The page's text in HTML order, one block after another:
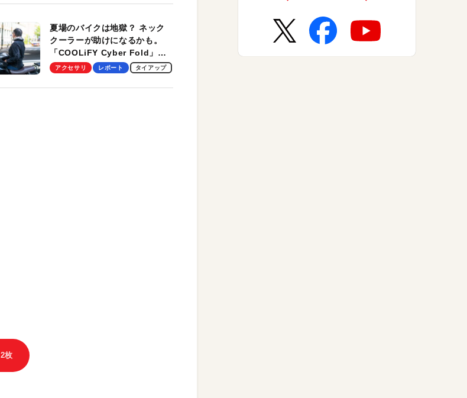
適！
夏場のバイクは地獄？ ネック
クーラーが助けになるかも。
「COOLiFY Cyber Fold」レ
ビュー。冷却の速さ、密着する
性がグッド！
アクセサリ レポート タイアップ
2枚